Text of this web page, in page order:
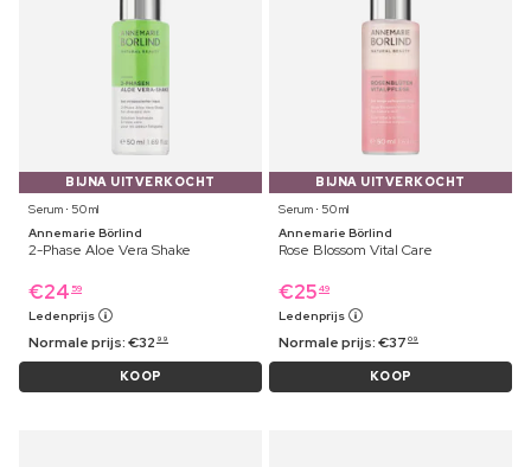
BIJNA UITVERKOCHT
Serum ⋅ 50 ml
Annemarie Börlind
2-Phase Aloe Vera Shake
€24 59
Ledenprijs
Normale prijs:€32 99
KOOP
BIJNA UITVERKOCHT
Serum ⋅ 50 ml
Annemarie Börlind
Rose Blossom Vital Care
€25 49
Ledenprijs
Normale prijs:€37 09
KOOP